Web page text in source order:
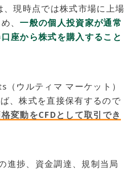
現時点では株式市場に上場
、一般の個人投資家が通常
座から株式を購入すること
ウルティマ マーケット）
、株式を直接保有するので
変動をCFDとして取引でき
進捗、資金調達、規制当局